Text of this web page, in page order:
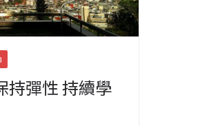
持彈性 持續學